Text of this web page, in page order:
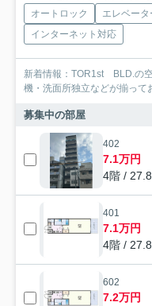
オートロック エレベータ
インターネット対応
新着情報：TOR1st BLD.の
機・洗面所独立などが揃って
募集中の部屋
402
7.1万円
4階 /
401
7.1万円
4階 /
602
7.2万円